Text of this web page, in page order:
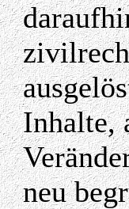
Inhalte,
neu